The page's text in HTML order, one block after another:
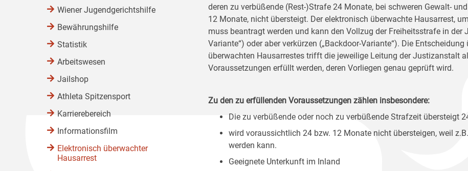
deren zu verbüßende (Rest-)Strafe 24 Monate, bei schweren Gewalt-
12 Monate, nicht übersteigt. Der elektronisch überwachte Hausarrest,
muss beantragt werden und kann den Vollzug der Freiheitsstrafe in der
Variante“) oder aber verkürzen („Backdoor-Variante“). Die
überwachten Hausarrestes trifft die jeweilige Leitung der Justizanstalt
Voraussetzungen erfüllt werden, deren Vorliegen genau geprüft wird.
Zu den zu erfüllenden Voraussetzungen zählen insbesondere:
Die zu verbüßende oder noch zu verbüßende Strafzeit übersteigt
wird voraussichtlich 24 bzw. 12 Monate nicht übersteigen, weil
werden kann.
Geeignete Unterkunft im Inland
Wiener Jugendgerichtshilfe
Bewährungshilfe
Statistik
Arbeitswesen
Jailshop
Athleta Spitzensport
Karrierebereich
Informationsfilm
Elektronisch überwachter
Hausarrest